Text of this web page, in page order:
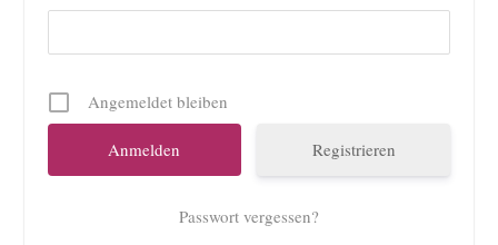
Angemeldet bleiben
Registrieren
Passwort vergessen?